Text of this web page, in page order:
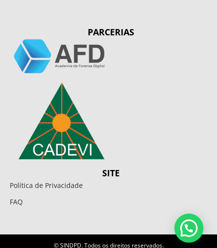
PARCERIAS
SITE
Política de Privacidade
FAQ
© SINDPD. Todos os direitos reservados.